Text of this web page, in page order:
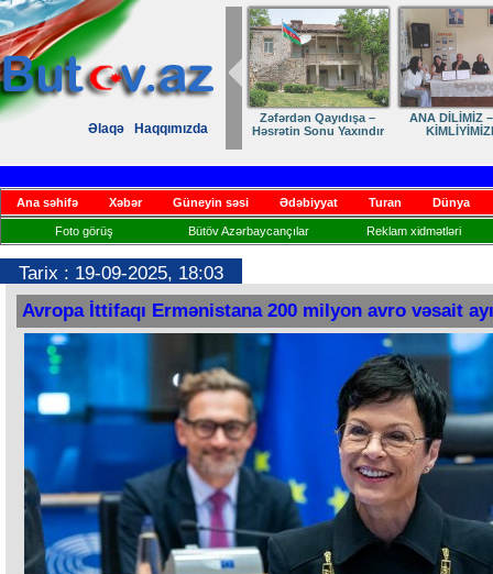
Əlaqə Haqqımızda
Dostumuza sürpriz
yubiley təbriki
Elmanın öz
Ana səhifə Xəbər Güneyin səsi Ədəbiyyat Turan Dünya
Foto görüş Bütöv Azərbaycançılar Reklam xidmətləri
Tarix : 19-09-2025, 18:03
Avropa İttifaqı Ermənistana 200 milyon avro vəsait